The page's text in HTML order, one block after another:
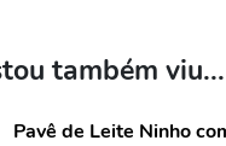
também viu...
Pavê de Leite Ninho